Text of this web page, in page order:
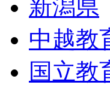
新潟県
中越教
国立教